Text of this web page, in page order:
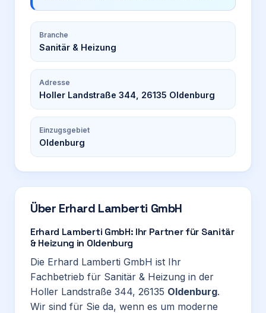
Branche
Sanitär & Heizung
Adresse
Holler Landstraße 344, 26135 Oldenburg
Einzugsgebiet
Oldenburg
Über Erhard Lamberti GmbH
Erhard Lamberti GmbH: Ihr Partner für Sanitär
& Heizung in Oldenburg
Die Erhard Lamberti GmbH ist Ihr
Fachbetrieb für Sanitär & Heizung in der
Holler Landstraße 344, 26135 Oldenburg.
Wir sind für Sie da, wenn es um moderne